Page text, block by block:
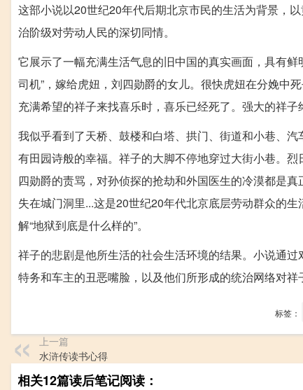
这部小说以20世纪20年代后期北京市民的生活为背景，
治阶级对劳动人民的深切同情。
它展示了一幅充满生活气息的旧中国的真实画面，具有
司机”，嫁给虎妞，刘四勋爵的女儿。很快虎妞在分娩中
充满希望的祥子来找喜乐时，喜乐已经死了。强大的祥子
我似乎看到了天桥、鼓楼和白塔、拱门、街道和小巷、
有田园诗般的幸福。祥子的大脚不停地穿过大街小巷。
四勋爵的责骂，对孙侦探的抢劫和外国医生的冷漠都是
失在城门洞里...这是20世纪20年代北京底层劳动群众的
解“地狱到底是什么样的”。
祥子的悲剧是他所生活的社会生活环境的结果。小说通
特务和车主的丑恶嘴脸，以及他们所形成的统治网络对祥
标签：
上一篇
水浒传读书心得
相关12篇读后笔记阅读：